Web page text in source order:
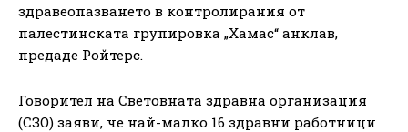
здравеопазването в контролирания от
палестинската групировка „Хамас“ анклав,
предаде Ройтерс.
Говорител на Световната здравна организация
(СЗО) заяви, че най-малко 16 здравни работници